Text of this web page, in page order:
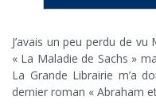
J’avais un peu perdu de
« La Maladie de Sachs »
La Grande Librairie m’a
dernier roman « Abraham